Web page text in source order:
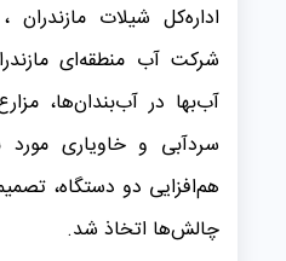
اداره‌کل شیلات
شرکت آب منطقه‌ای
آب‌بها در آب‌بندان‌ها،
سردآبی و خاویاری
هم‌افزایی دو دستگاه،
چالش‌ها اتخاذ شد.